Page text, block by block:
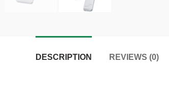
DESCRIPTION REVIEWS (0)